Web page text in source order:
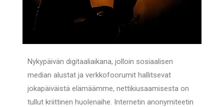
Nykypäivän digitaaliaikana, jolloin sosiaalisen
median alustat ja verkkofoorumit hallitsevat
jokapäiväistä elämäämme, nettikiusaamisesta on
tullut kriittinen huolenaihe. Internetin anonymiteetin